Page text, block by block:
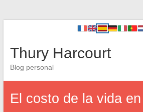
Thury Harcourt
Blog personal
El costo de la vida